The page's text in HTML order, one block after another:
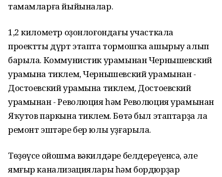
тамамларға йыйыналар.
1,2 километр оҙонлоғондағы участкала
проектты дүрт этапта тормошҡа ашырыу алып
барыла. Коммунистик урамынан Чернышевский
урамына тиклем, Чернышевский урамынан -
Достоевский урамына тиклем, Достоевский
урамынан - Революция һәм Революция урамынан
Яҡутов паркына тиклем. Бөтә был этаптарҙа ла
ремонт эштәре бер юлы уҙғарыла.
Төҙөүсе ойошма вәкилдәре белдереүенсә, әле
ямғыр канализациялары һәм бордюрҙар